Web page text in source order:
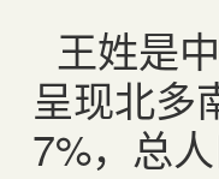
王姓是
呈现北多
7%，总